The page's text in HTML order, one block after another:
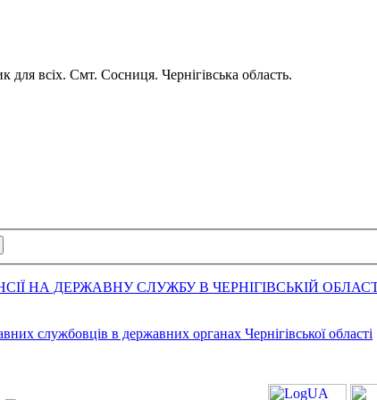
всіх. Смт. Сосниця. Чернігівська область.
НА ДЕРЖАВНУ СЛУЖБУ В ЧЕРНІГІВСЬКІЙ
службовців в державних органах Чернігівської області